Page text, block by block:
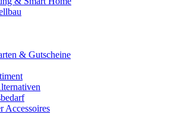
& Gutscheine
Accessoires